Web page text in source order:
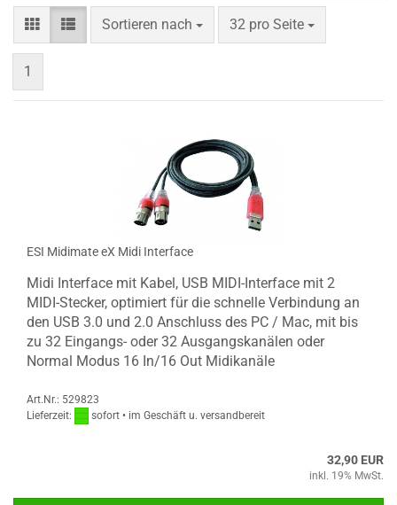
Sortieren nach
Sortieren nach 32 pro Seite
pro Seite
1
ESI Midimate eX Midi Interface
Midi Interface mit Kabel, USB MIDI-Interface mit 2
MIDI-Stecker, optimiert für die schnelle Verbindung an
den USB 3.0 und 2.0 Anschluss des PC / Mac, mit bis
zu 32 Eingangs- oder 32 Ausgangskanälen oder
Normal Modus 16 In/16 Out Midikanäle
Art.Nr.: 529823
Lieferzeit:
sofort • im Geschäft u. versandbereit
32,90 EUR
inkl. 19% MwSt.